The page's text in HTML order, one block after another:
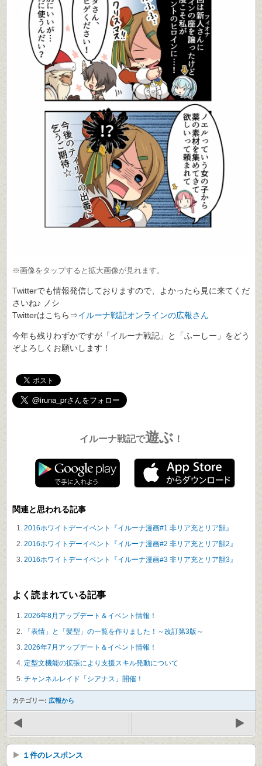
※画像をタップすると拡大画像が見れます。
Twitterでも情報発信しておりますので、よかったら見に来てくだ
さいね♪ ノシ
Twitterはこちら⇒イルーナ戦記オンラインの広報さん
今年も残りわずかですが「イルーナ戦記」と「ふーしー」をどう
ぞよろしくお願いします！
イルーナ戦記で遊ぶ ！
関連と思われる記事
2016ホワイトデーイベント『イルーナ漫画#1 非リア充とリア獣』
2016ホワイトデーイベント『イルーナ漫画#2 非リア充とリア獣2』
2016ホワイトデーイベント『イルーナ漫画#3 非リア充とリア獣3』
よく読まれている記事
2026年8月アップデート＆イベント情報！
「表情」と「髪型」の一覧を作りました！～改訂第3版～
2026年7月アップデート＆イベント情報！
定型文機能の拡張により支援スキル発動について
チャンネルレイド「シアナス」開催！
カテゴリー: 広報から
１件のレスポンス